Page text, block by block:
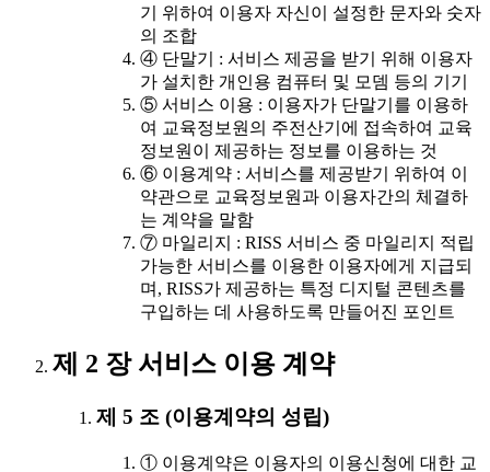
기 위하여 이용자 자신이 설정한 문자와 숫자
의 조합
④ 단말기 : 서비스 제공을 받기 위해 이용자
가 설치한 개인용 컴퓨터 및 모뎀 등의 기기
⑤ 서비스 이용 : 이용자가 단말기를 이용하
여 교육정보원의 주전산기에 접속하여 교육
정보원이 제공하는 정보를 이용하는 것
⑥ 이용계약 : 서비스를 제공받기 위하여 이
약관으로 교육정보원과 이용자간의 체결하
는 계약을 말함
⑦ 마일리지 : RISS 서비스 중 마일리지 적립
가능한 서비스를 이용한 이용자에게 지급되
며, RISS가 제공하는 특정 디지털 콘텐츠를
구입하는 데 사용하도록 만들어진 포인트
제 2 장 서비스 이용 계약
제 5 조 (이용계약의 성립)
① 이용계약은 이용자의 이용신청에 대한 교